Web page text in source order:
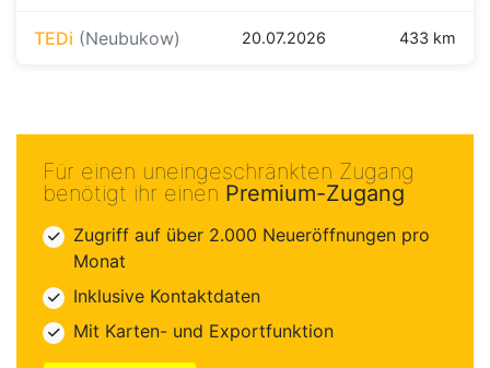
TEDi (Neubukow) 20.07.2026 433 km
Für einen uneingeschränkten Zugang
benötigt ihr einen Premium-Zugang
Zugriff auf über 2.000 Neueröffnungen pro
Monat
Inklusive Kontaktdaten
Mit Karten- und Exportfunktion